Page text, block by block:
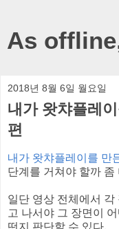
As
2018년 8월 6일 월요일
내가 왓챠플레
편
내가 왓챠플레이를 만
단계를 거쳐야 할까 좀
일단 영상 전체에서 각
고 나서야 그 장면이
떤지 판단할 수 있다.